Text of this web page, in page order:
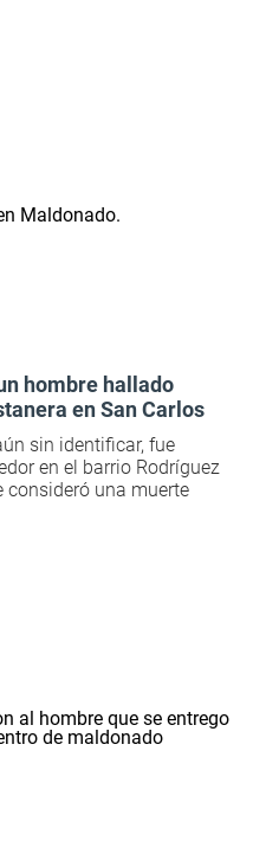
hombre hallado
en San Carlos
sin identificar, fue
en el barrio Rodríguez
consideró una muerte